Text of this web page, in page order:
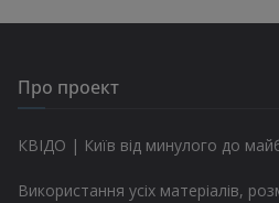
Про проект
КВІДО | Київ від минулого до
Використання усіх матеріалів,